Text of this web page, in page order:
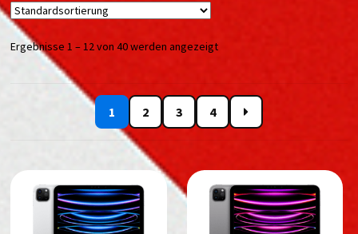
Ergebnisse 1 – 12 von 40 werden angezeigt
1 2 3 4